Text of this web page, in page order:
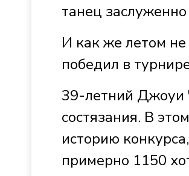
танец
И как же летом
победил в
39-летний Джоуи
состязания. В
историю
примерно 1150